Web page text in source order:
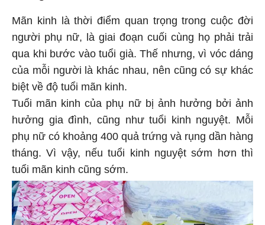
Mãn kinh là thời điểm quan trọng trong cuộc đời
người phụ nữ, là giai đoạn cuối cùng họ phải trải
qua khi bước vào tuổi già. Thế nhưng, vì vóc dáng
của mỗi người là khác nhau, nên cũng có sự khác
biệt về độ tuổi mãn kinh.
Tuổi mãn kinh của phụ nữ bị ảnh hưởng bởi ảnh
hưởng gia đình, cũng như tuổi kinh nguyệt. Mỗi
phụ nữ có khoảng 400 quả trứng và rụng dần hàng
tháng. Vì vậy, nếu tuổi kinh nguyệt sớm hơn thì
tuổi mãn kinh cũng sớm.